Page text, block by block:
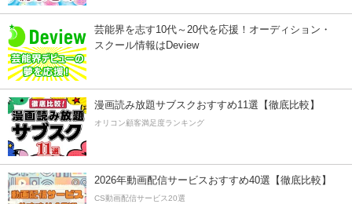
芸能界を志す10代～20代を応援！オーディション・
スクール情報はDeview
漫画読み放題サブスクおすすめ11選【徹底比較】
オリコン顧客満足度ランキング
2026年動画配信サービスおすすめ40選【徹底比較】
CS動画配信サービス20選